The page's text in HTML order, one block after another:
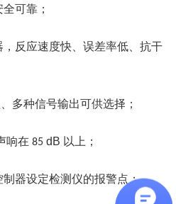
可靠；
反应速度快、误差率低、抗干
多种信号输出可供选择；
响在 85 dB 以上；
器设定检测仪的报警点；